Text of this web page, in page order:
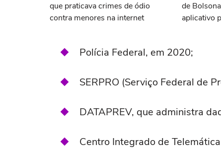
que praticava crimes de ódio
contra menores na internet
de
aplicativo
Polícia Federal, em 2020;
SERPRO (Serviço Federal de
DATAPREV, que administra
Centro Integrado de